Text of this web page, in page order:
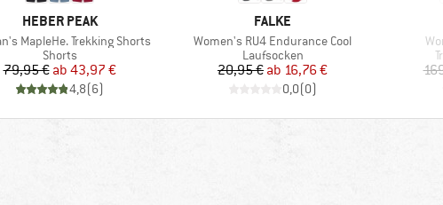
MARKE
HEBER PEAK
MapleHe. Trekking Shorts
Produktgruppe
Shorts
Preis
79,95 € reduzierter Preis
ab 43,97 €
4,8(6)
MARKE
FALKE
Artikel
Women's RU4 Endurance Cool
Produktgruppe
Laufsocken
Preis
20,95 € reduzierter Preis
ab 16,76 €
0,0(0)